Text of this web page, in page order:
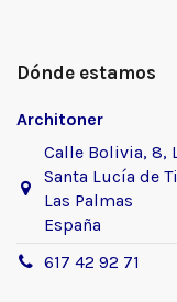
Dónde estamos
Architoner
Calle Bolivia, 8,
Santa Lucía de
Las Palmas
España
617 42 92 71